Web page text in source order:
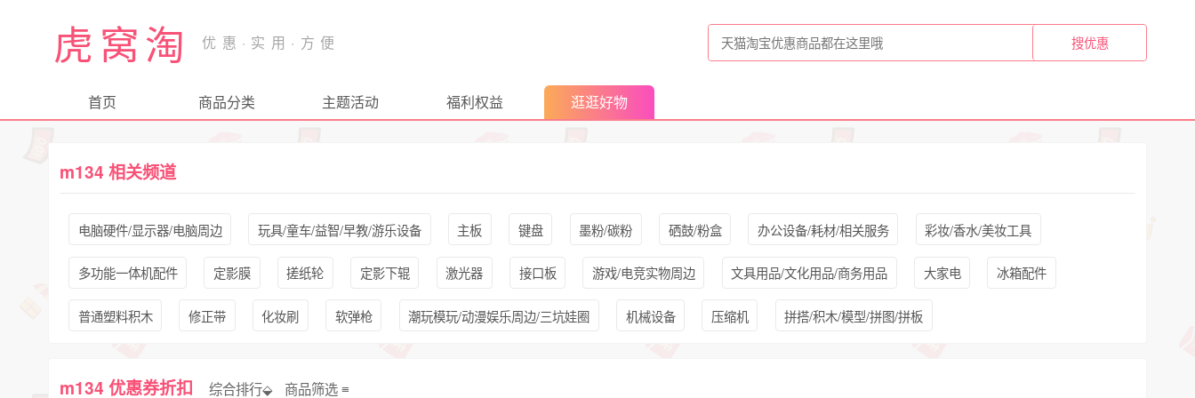
虎窝淘
首页 商品分类 主题活动 福利权益 逛逛好物
m134 相关频道
电脑硬件/显示器/电脑周边 玩具/童车/益智/早教/游乐设备 主板 键盘 墨粉/碳粉 硒鼓/粉盒 办公设备/耗材/相关服务 彩妆/香水/美妆工具
多功能一体机配件 定影膜 搓纸轮 定影下辊 激光器 接口板 游戏/电竞实物周边 文具用品/文化用品/商务用品 大家电 冰箱配件
普通塑料积木 修正带 化妆刷 软弹枪 潮玩模玩/动漫娱乐周边/三坑娃圈 机械设备 压缩机 拼搭/积木/模型/拼图/拼板
m134 优惠券折扣 综合排行⬙ 商品筛选